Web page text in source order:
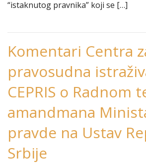
“istaknutog pravnika” koji se […]
Komentari Centra
pravosudna
CEPRIS o Radnom
amandmana
pravde na Ustav
Srbije